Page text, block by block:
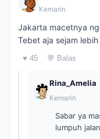
Kemarin
Jakarta macetnya
Tebet aja sejam lebih
♥ 45 💬 Balas
Rina_Amelia
Kemarin
Sabar ya
lumpuh